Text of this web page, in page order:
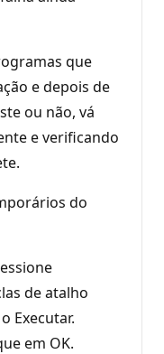
que
e depois de
ou não, vá
e verificando
do
de atalho
Executar.
em OK.